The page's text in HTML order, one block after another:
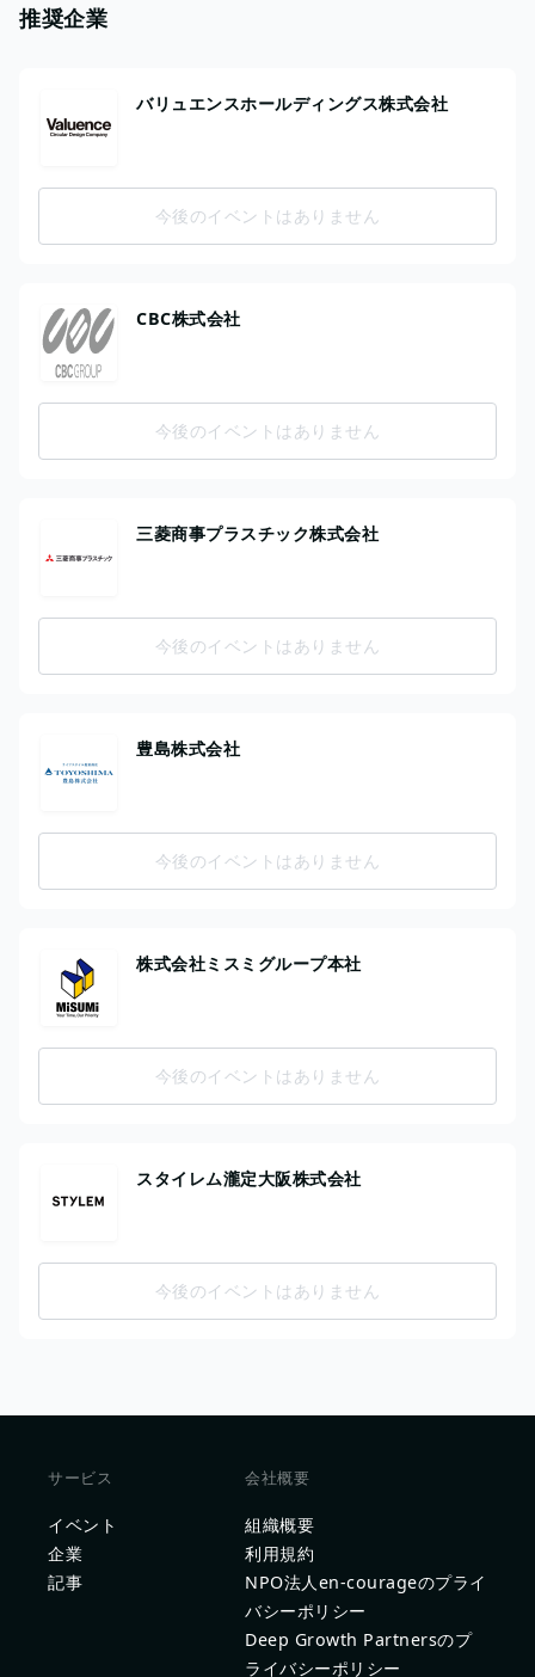
推奨企業
バリュエンスホールディングス株式会社
今後のイベントはありません
CBC株式会社
今後のイベントはありません
三菱商事プラスチック株式会社
今後のイベントはありません
豊島株式会社
今後のイベントはありません
株式会社ミスミグループ本社
今後のイベントはありません
スタイレム瀧定大阪株式会社
今後のイベントはありません
サービス
イベント
企業
記事
会社概要
組織概要
利用規約
NPO法人en-courageのプライ
バシーポリシー
Deep Growth Partnersのプ
ライバシーポリシー